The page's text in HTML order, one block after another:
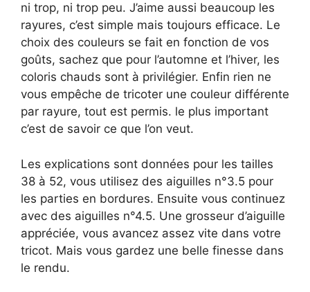
ni trop, ni trop peu. J’aime aussi beaucoup les
rayures, c’est simple mais toujours efficace. Le
choix des couleurs se fait en fonction de vos
goûts, sachez que pour l’automne et l’hiver, les
coloris chauds sont à privilégier. Enfin rien ne
vous empêche de tricoter une couleur différente
par rayure, tout est permis. le plus important
c’est de savoir ce que l’on veut.
Les explications sont données pour les tailles
38 à 52, vous utilisez des aiguilles n°3.5 pour
les parties en bordures. Ensuite vous continuez
avec des aiguilles n°4.5. Une grosseur d’aiguille
appréciée, vous avancez assez vite dans votre
tricot. Mais vous gardez une belle finesse dans
le rendu.